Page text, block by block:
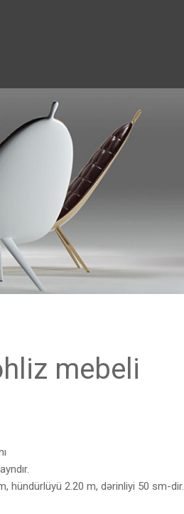
mebeli
hündürlüyü 2.20 m, dərinliyi 50 sm-dir.